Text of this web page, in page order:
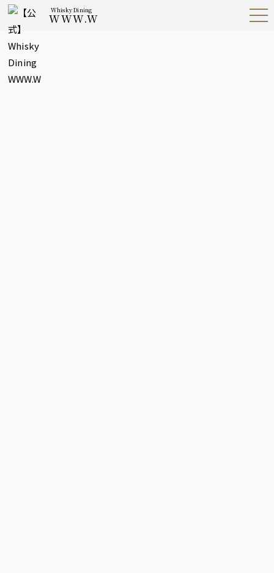
Whisky Dining
WWW.W Open
Navig